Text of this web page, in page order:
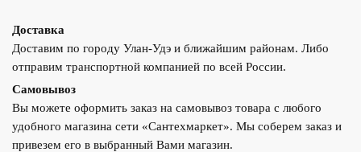
Доставка
Доставим по городу Улан-Удэ и ближайшим районам. Либо
отправим транспортной компанией по всей России.
Самовывоз
Вы можете оформить заказ на самовывоз товара с любого
удобного магазина сети «Сантехмаркет». Мы соберем заказ и
привезем его в выбранный Вами магазин.